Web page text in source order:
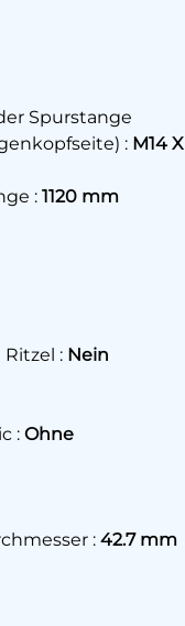
Spurstange
: M14 X
: 1120 mm
Ritzel : Nein
: Ohne
: 42.7 mm